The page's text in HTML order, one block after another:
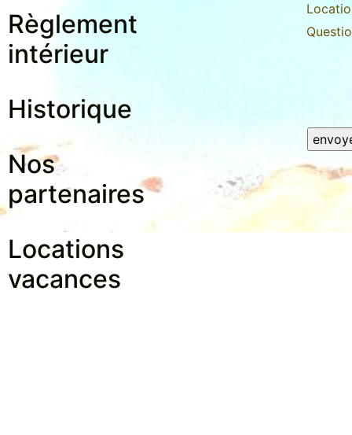
Règlement
intérieur
Historique
Nos
partenaires
Locations
vacances